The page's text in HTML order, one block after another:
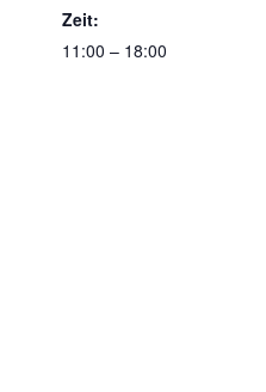
Zeit:
11:00 – 18:00